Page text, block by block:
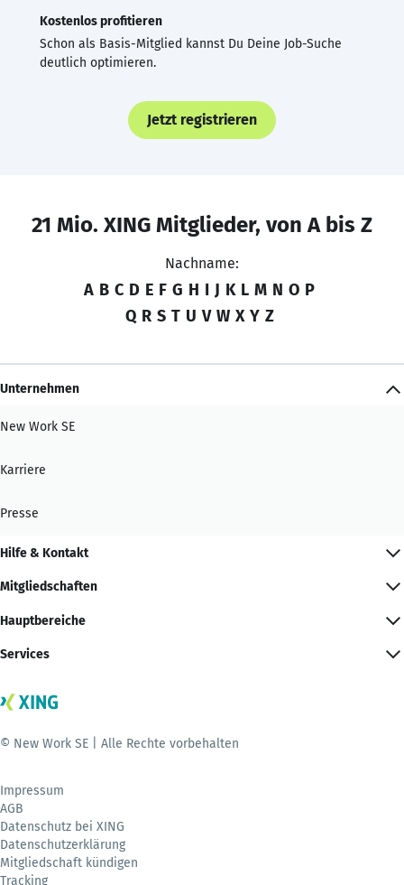
Kostenlos profitieren
Schon als Basis-Mitglied kannst Du Deine Job-Suche
deutlich optimieren.
Jetzt registrieren
21 Mio. XING Mitglieder, von A bis Z
Nachname:
A B C D E F G H I J K L M N O P
Q R S T U V W X Y Z
Unternehmen
New Work SE
Karriere
Presse
Hilfe & Kontakt
Mitgliedschaften
Hauptbereiche
Services
© New Work SE | Alle Rechte vorbehalten
Impressum
AGB
Datenschutz bei XING
Datenschutzerklärung
Mitgliedschaft kündigen
Tracking